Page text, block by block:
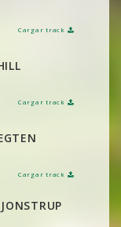
Cargar track
Cargar track
Cargar track